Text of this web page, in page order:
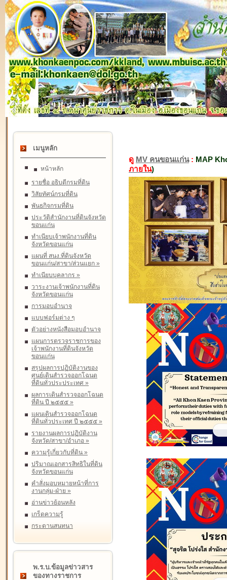
เมนูหลัก
หน้าหลัก
รายชื่อ อธิบดีกรมที่ดิน
วิสัยทัศน์กรมที่ดิน
พันธกิจกรมที่ดิน
ประวัติสำนักงานที่ดินจังหวัด
ขอนแก่น
ทำเนียบเจ้าพนักงานที่ดิน
จังหวัดขอนแก่น
แผนที่ สนง.ที่ดินจังหวัด
ขอนแก่น/สาขา/ส่วนแยก »
ทำเนียบบุคลากร »
วาระงานเจ้าพนักงานที่ดิน
จังหวัดขอนแก่น
การมอบอำนาจ
แบบฟอร์มต่าง ๆ
ตัวอย่างหนังสือมอบอำนาจ
แผนการตรวจราชการของ
เจ้าพนักงานที่ดินจังหวัด
ขอนแก่น
สรุปผลการปฏิบัติงานของ
ศูนย์เดินสำรวจออกโฉนด
ที่ดินทั่วประประเทศ »
ผลการเดินสำรวจออกโฉนด
ที่ดิน ปี ๒๕๕๕ »
แผนเดินสำรวจออกโฉนด
ที่ดินทั่วประเทศ ปี ๒๕๕๕ »
รายงานผลการปฏิบัติงาน
จังหวัด/สาขา/อำเภอ »
ความรู้เกี่ยวกับที่ดิน »
ปริมาณเอกสารสิทธิในที่ดิน
จังหวัดขอนแก่น
คำสั่งมอบหมายหน้าที่การ
งานกลุ่ม-ฝ่าย »
อ่านข่าวย้อนหลัง
เกร็ดความรู้
กระดานสนทนา
พ.ร.บ.ข้อมูลข่าวสาร
ของทางราชการ
ดู MV คนขอนแก่น: MAP
ภายใน)